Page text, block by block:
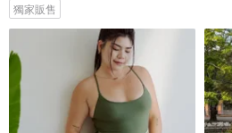
獨家販售